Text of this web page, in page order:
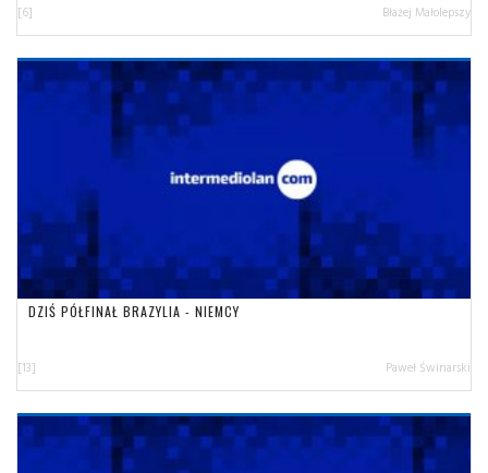
[6] Błażej Małolepszy
DZIŚ PÓŁFINAŁ BRAZYLIA - NIEMCY
[13] Paweł Świnarski